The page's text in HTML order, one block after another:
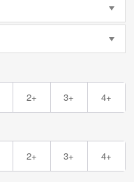
2+ 3+ 4+
2+ 3+ 4+